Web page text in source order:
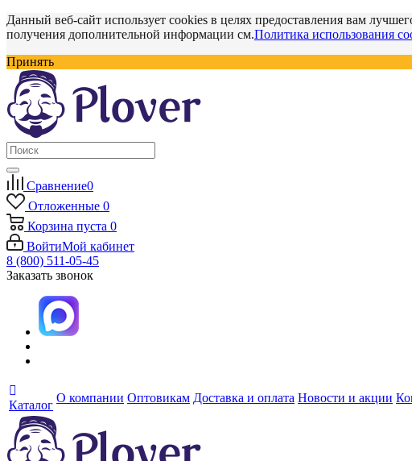
Данный веб-сайт использует cookies в целях предоставления вам
получения дополнительной информации см.Политика использования
Принять
Сравнение0
Отложенные 0
Корзина пуста 0
ВойтиМой кабинет
8 (800) 511-05-45
Заказать звонок
Каталог
О компании Оптовикам Доставка и оплата Новости и акции